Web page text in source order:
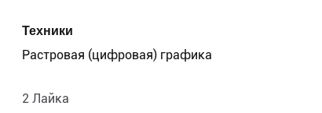
Техники
Растровая (цифровая) графика
2 Лайка